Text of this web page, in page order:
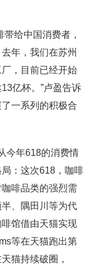
给中国消费者，
年，我们在苏州
，目前已经开始
亿杯。”卢盈告诉
一系列的积极合
今年618的消费情
：这次618，咖啡
啡品类的强烈需
、隅田川等为代
馆借由天猫实现
等在天猫跑出第
猫持续破圈，